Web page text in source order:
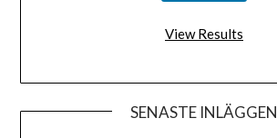
View Results
SENASTE INLÄGGEN